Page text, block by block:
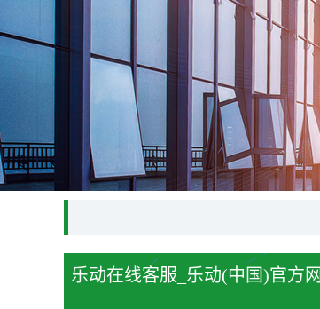
乐动在线客服_乐动(中国)官方网